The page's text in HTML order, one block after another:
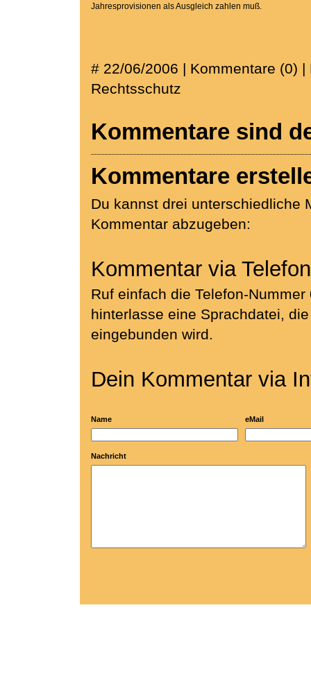
Jahresprovisionen als Ausgleich zahlen muß.
# 22/06/2006 | Kommentare (0) |
Rechtsschutz
Kommentare sind
Kommentare
Du kannst drei unterschiedliche
Kommentar abzugeben:
Kommentar via Telefon
Ruf einfach die Telefon-Nummer
hinterlasse eine Sprachdatei,
eingebunden wird.
Dein Kommentar via
Name eMail
Nachricht